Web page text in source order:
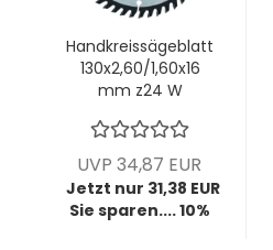
Handkreissägeblatt
130x2,60/1,60x16
mm z24 W
UVP 34,87 EUR
Jetzt nur 31,38 EUR
Sie sparen.... 10%